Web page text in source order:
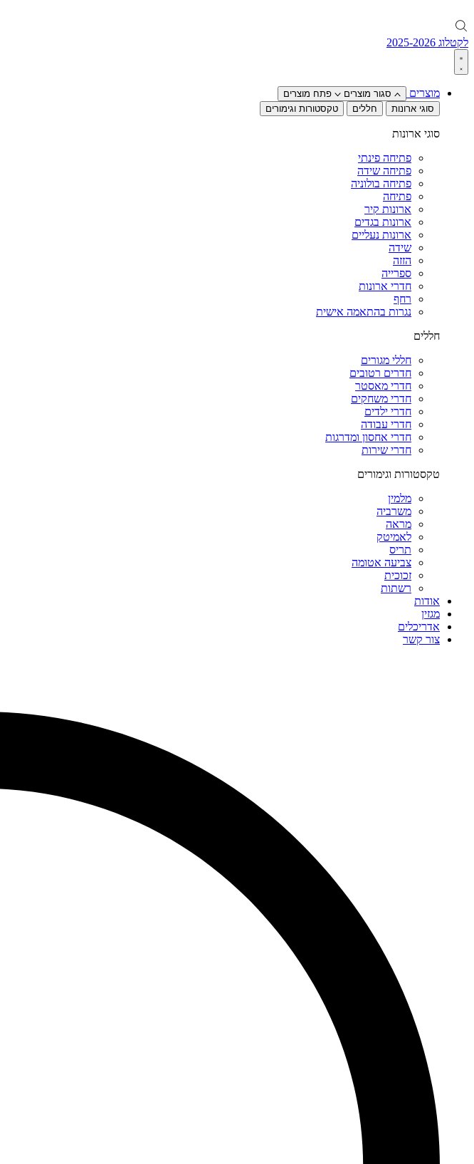
לקטלוג 2025-2026
מוצרים סגור מוצרים
פתח מוצרים
סוגי ארונות
חללים טקסטורות וגימורים
סוגי ארונות
פתיחה פינתי
פתיחה שידה
פתיחה בולוניה
פתיחה
ארונות קיר
ארונות בגדים
ארונות נעליים
שידה
הזזה
ספרייה
חדרי ארונות
רחף
נגרות בהתאמה אישית
חללים
חללי מגורים
חדרים רטובים
חדרי מאסטר
חדרי משחקים
חדרי ילדים
חדרי עבודה
חדרי אחסון ומדרגות
חדרי שירות
טקסטורות וגימורים
מלמין
משרביה
מראה
לאמיטק
תריס
צביעה אטומה
זכוכית
רשתות
אודות
מגזין
אדריכלים
צור קשר